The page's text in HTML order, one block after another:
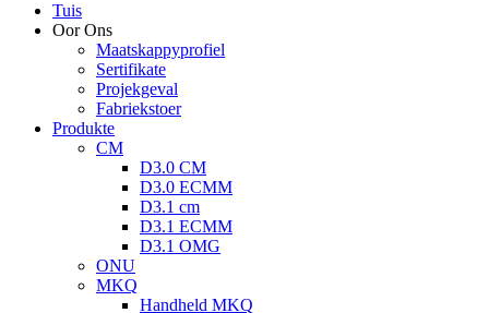
Tuis
Oor Ons
Maatskappyprofiel
Sertifikate
Projekgeval
Fabriekstoer
Produkte
CM
D3.0 CM
D3.0 ECMM
D3.1 cm
D3.1 ECMM
D3.1 OMG
ONU
MKQ
Handheld MKQ